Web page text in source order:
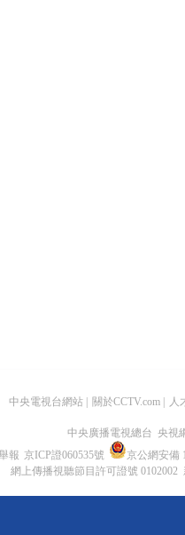
中央電視台網站 關於CCTV.com 人
中央廣播電視總台 央視
報 京ICP證060535號
京公網安備
網上傳播視聽節目許可證號 0102002